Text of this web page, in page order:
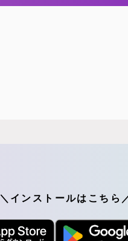
＼インストールはこちら